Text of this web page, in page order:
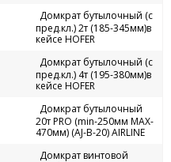
Домкрат бутылочный (с
пред.кл.) 2т (185-345мм)в
кейсе HOFER
Домкрат бутылочный (с
пред.кл.) 4т (195-380мм)в
кейсе HOFER
Домкрат бутылочный
20т PRO (min-250мм MAX-
470мм) (AJ-B-20) AIRLINE
Домкрат винтовой